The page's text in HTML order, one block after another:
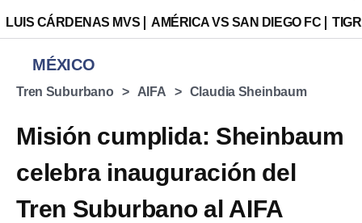
LUIS CÁRDENAS MVS AMÉRICA VS SAN DIEGO FC
MÉXICO
Tren Suburbano AIFA Claudia Sheinbaum
Misión cumplida: Sheinbaum
celebra inauguración del
Tren Suburbano al AIFA